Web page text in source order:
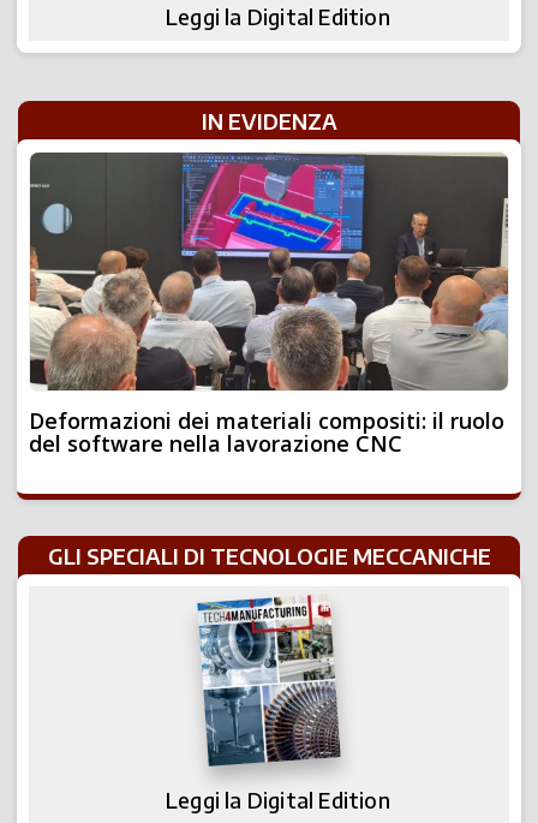
Leggi la Digital Edition
IN EVIDENZA
Deformazioni dei materiali compositi: il ruolo
del software nella lavorazione CNC
GLI SPECIALI DI TECNOLOGIE MECCANICHE
Leggi la Digital Edition